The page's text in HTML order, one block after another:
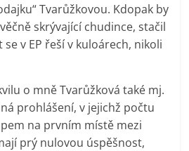
Tvarůžkovou. Kdopak by
skrývající chudince, stačil
v EP řeší v kuloárech, nikoli
o mně Tvarůžková také mj.
prohlášení, v jejichž počtu
na prvním místě mezi
prý nulovou úspěšnost,